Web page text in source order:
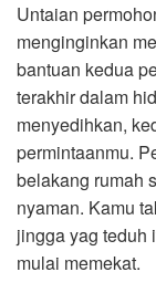
Untaian
menginginkan
bantuan kedua
terakhir dalam
menyedihkan,
permintaanmu.
belakang rumah
nyaman. Kamu
jingga yag teduh
mulai memekat.